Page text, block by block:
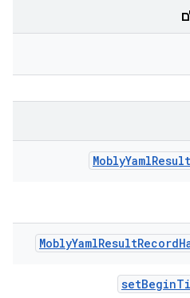
MoblyYamlResult
MoblyYamlResultRecord
setBegin